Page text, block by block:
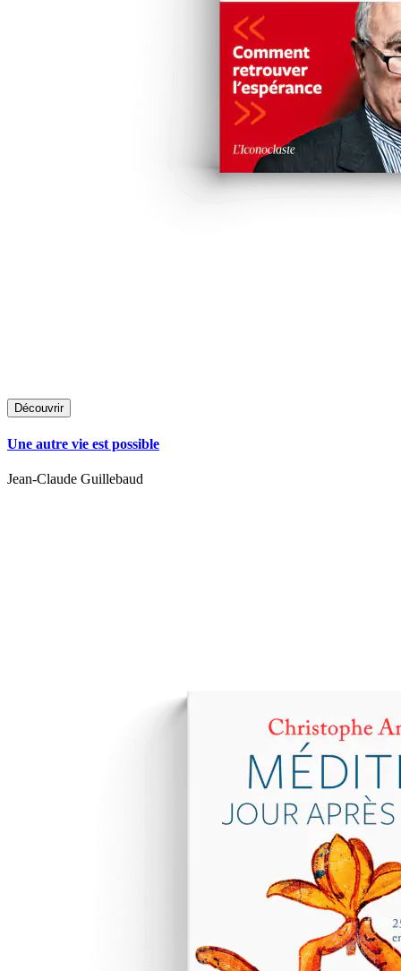
Découvrir
Une autre vie est possible
Jean-Claude Guillebaud